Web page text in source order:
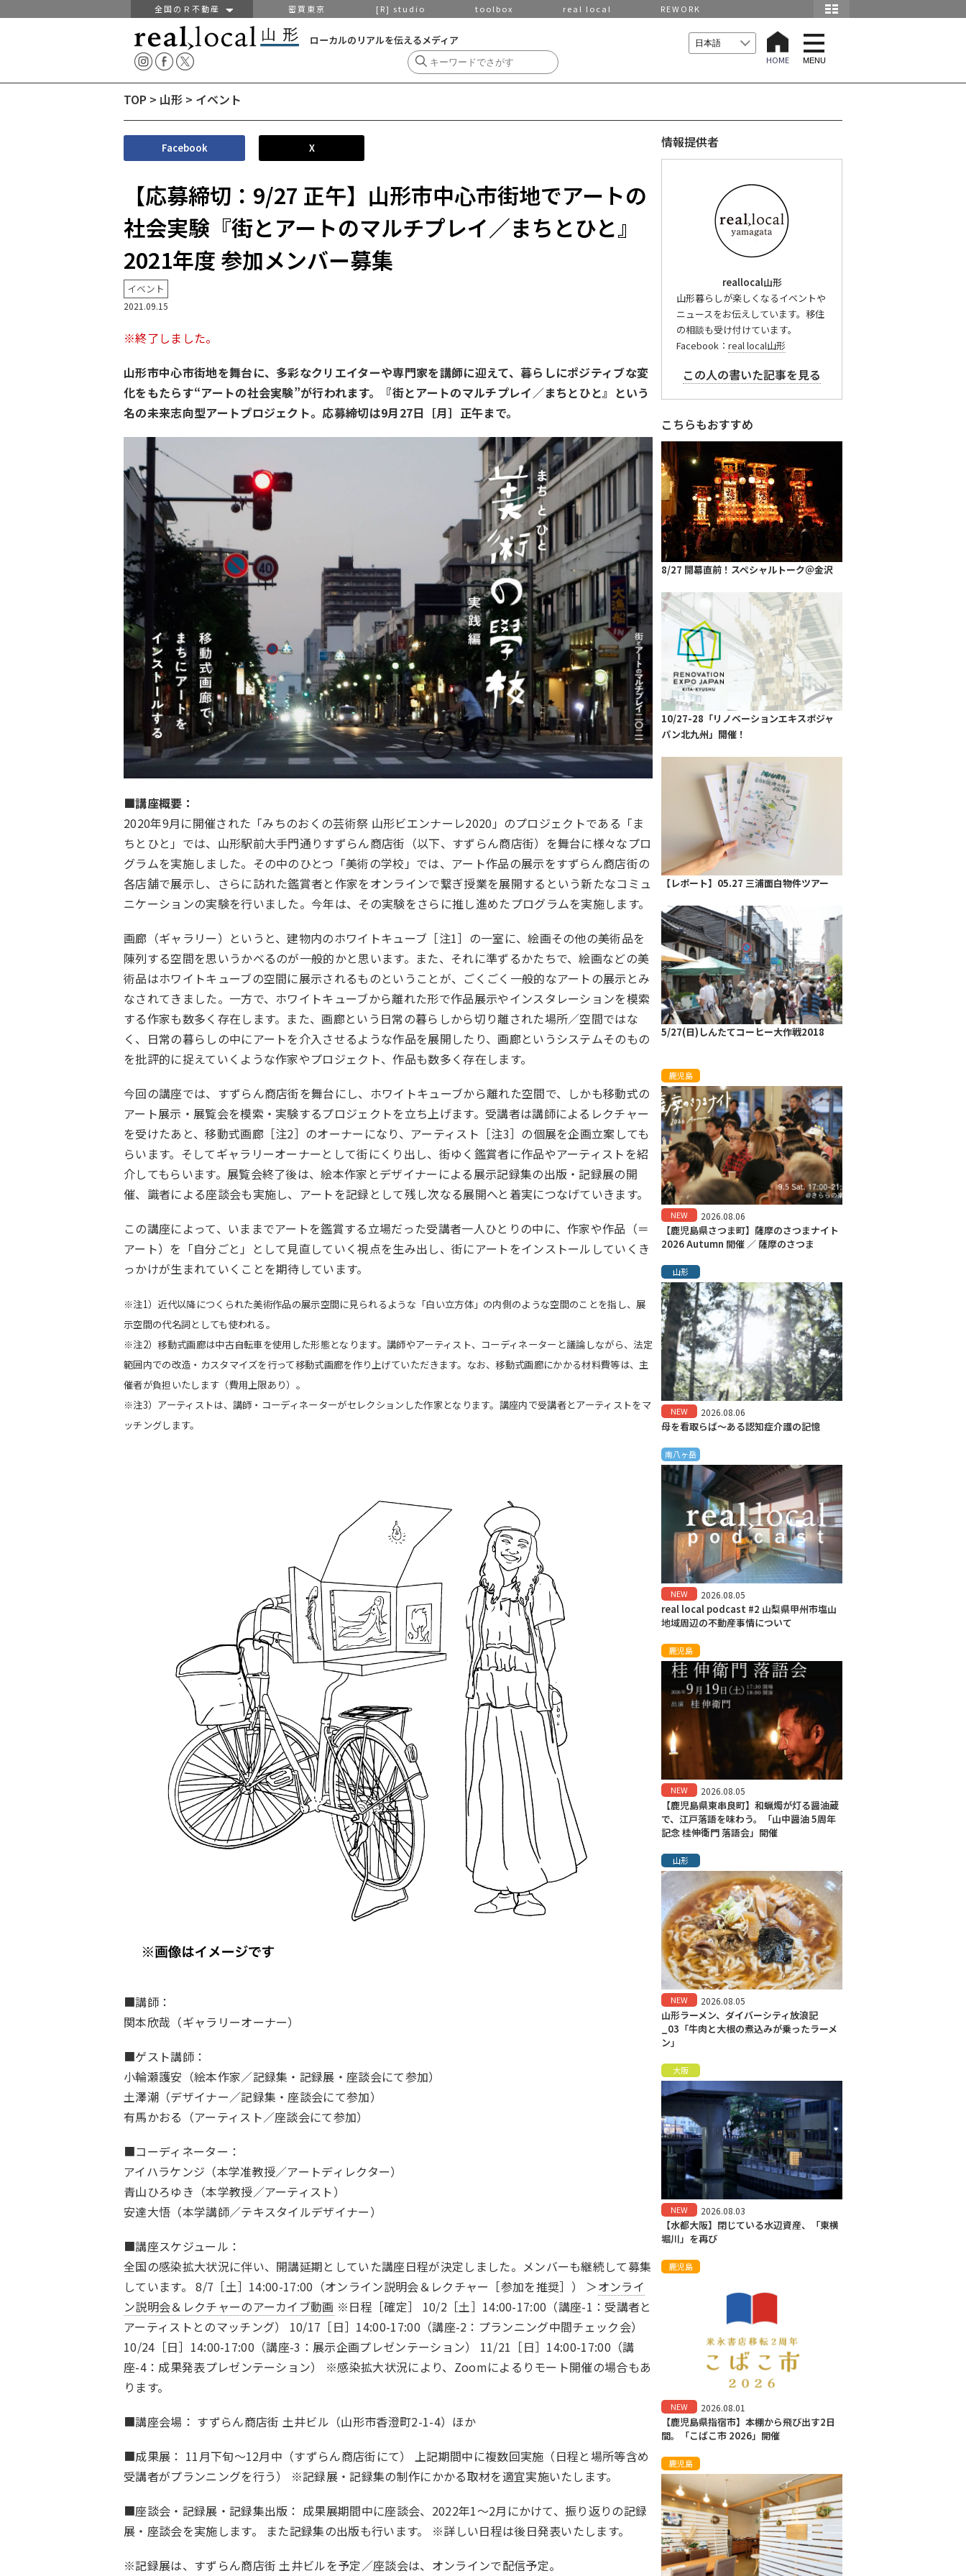
全国のＲ不動産 密買東京 [R] studio toolbox real local REWORK
ローカルのリアルを伝えるメディア
HOME
t
o
g
l
a
MENU
TOP > 山形 > イベント
Facebook X
【応募締切：9/27 正午】山形市中心市街地でアートの
社会実験『街とアートのマルチプレイ／まちとひと』
2021年度 参加メンバー募集
イベント
2021.09.15
※終了しました。
山形市中心市街地を舞台に、多彩なクリエイターや専門家を講師に迎えて、暮らしにポジティブな変
化をもたらす“アートの社会実験”が行われます。『街とアートのマルチプレイ／まちとひと』という
名の未来志向型アートプロジェクト。応募締切は9月27日［月］正午まで。
■講座概要：
2020年9月に開催された「みちのおくの芸術祭 山形ビエンナーレ2020」のプロジェクトである「ま
ちとひと」では、山形駅前大手門通りすずらん商店街（以下、すずらん商店街）を舞台に様々なプロ
グラムを実施しました。その中のひとつ「美術の学校」では、アート作品の展示をすずらん商店街の
各店舗で展示し、さらに訪れた鑑賞者と作家をオンラインで繋ぎ授業を展開するという新たなコミュ
ニケーションの実験を行いました。今年は、その実験をさらに推し進めたプログラムを実施します。
画廊（ギャラリー）というと、建物内のホワイトキューブ［注1］の一室に、絵画その他の美術品を
陳列する空間を思いうかべるのが一般的かと思います。また、それに準ずるかたちで、絵画などの美
術品はホワイトキューブの空間に展示されるものということが、ごくごく一般的なアートの展示とみ
なされてきました。一方で、ホワイトキューブから離れた形で作品展示やインスタレーションを模索
する作家も数多く存在します。また、画廊という日常の暮らしから切り離された場所／空間ではな
く、日常の暮らしの中にアートを介入させるような作品を展開したり、画廊というシステムそのもの
を批評的に捉えていくような作家やプロジェクト、作品も数多く存在します。
今回の講座では、すずらん商店街を舞台にし、ホワイトキューブから離れた空間で、しかも移動式の
アート展示・展覧会を模索・実験するプロジェクトを立ち上げます。受講者は講師によるレクチャー
を受けたあと、移動式画廊［注2］のオーナーになり、アーティスト［注3］の個展を企画立案しても
らいます。そしてギャラリーオーナーとして街にくり出し、街ゆく鑑賞者に作品やアーティストを紹
介してもらいます。展覧会終了後は、絵本作家とデザイナーによる展示記録集の出版・記録展の開
催、識者による座談会も実施し、アートを記録として残し次なる展開へと着実につなげていきます。
この講座によって、いままでアートを鑑賞する立場だった受講者一人ひとりの中に、作家や作品（＝
アート）を「自分ごと」として見直していく視点を生み出し、街にアートをインストールしていくき
っかけが生まれていくことを期待しています。
※注1）近代以降につくられた美術作品の展示空間に見られるような「白い立方体」の内側のような空間のことを指し、展
示空間の代名詞としても使われる。
※注2）移動式画廊は中古自転車を使用した形態となります。講師やアーティスト、コーディネーターと議論しながら、法定
範囲内での改造・カスタマイズを行って移動式画廊を作り上げていただきます。なお、移動式画廊にかかる材料費等は、主
催者が負担いたします（費用上限あり）。
※注3）アーティストは、講師・コーディネーターがセレクションした作家となります。講座内で受講者とアーティストをマ
ッチングします。
■講師：
関本欣哉（ギャラリーオーナー）
■ゲスト講師：
小輪瀬護安（絵本作家／記録集・記録展・座談会にて参加）
土澤潮（デザイナー／記録集・座談会にて参加）
有馬かおる（アーティスト／座談会にて参加）
■コーディネーター：
アイハラケンジ（本学准教授／アートディレクター）
青山ひろゆき（本学教授／アーティスト）
安達大悟（本学講師／テキスタイルデザイナー）
■講座スケジュール：
全国の感染拡大状況に伴い、開講延期としていた講座日程が決定しました。メンバーも継続して募集
しています。 8/7［土］14:00-17:00（オンライン説明会＆レクチャー［参加を推奨］） ＞オンライ
ン説明会＆レクチャーのアーカイブ動画 ※日程［確定］ 10/2［土］14:00-17:00（講座-1：受講者と
アーティストとのマッチング） 10/17［日］14:00-17:00（講座-2：プランニング中間チェック会）
10/24［日］14:00-17:00（講座-3：展示企画プレゼンテーション） 11/21［日］14:00-17:00（講
座-4：成果発表プレゼンテーション） ※感染拡大状況により、Zoomによるりモート開催の場合もあ
ります。
■講座会場： すずらん商店街 土井ビル（山形市香澄町2-1-4）ほか
■成果展： 11月下旬〜12月中（すずらん商店街にて） 上記期間中に複数回実施（日程と場所等含め
受講者がプランニングを行う） ※記録展・記録集の制作にかかる取材を適宜実施いたします。
■座談会・記録展・記録集出版： 成果展期間中に座談会、2022年1〜2月にかけて、振り返りの記録
展・座談会を実施します。 また記録集の出版も行います。 ※詳しい日程は後日発表いたします。
※記録展は、すずらん商店街 土井ビルを予定／座談会は、オンラインで配信予定。
情報提供者
reallocal山形
山形暮らしが楽しくなるイベントや
ニュースをお伝えしています。移住
の相談も受け付けています。
Facebook： real local山形
この人の書いた記事を見る
こちらもおすすめ
8/27 開幕直前！スペシャルトーク＠金沢
10/27-28「リノベーションエキスポジャ
パン北九州」開催！
【レポート】05.27 三浦面白物件ツアー
5/27(日)しんたてコーヒー大作戦2018
鹿児島
NEW 2026.08.06
【鹿児島県さつま町】薩摩のさつまナイト
2026 Autumn 開催 ／ 薩摩のさつま
山形
NEW 2026.08.06
母を看取らば～ある認知症介護の記憶
南八ヶ岳
NEW 2026.08.05
real local podcast #2 山梨県甲州市塩山
地域周辺の不動産事情について
鹿児島
NEW 2026.08.05
【鹿児島県東串良町】和蝋燭が灯る醤油蔵
で、江戸落語を味わう。「山中醤油 5周年
記念 桂伸衛門 落語会」開催
山形
NEW 2026.08.05
山形ラーメン、ダイバーシティ放浪記
_03「牛肉と大根の煮込みが乗ったラーメ
ン」
大阪
NEW 2026.08.03
【水都大阪】閉じている水辺資産、「東横
堀川」を再び
鹿児島
NEW 2026.08.01
【鹿児島県指宿市】本棚から飛び出す2日
間。「こばこ市 2026」開催
鹿児島